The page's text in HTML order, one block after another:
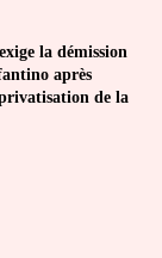
la démission
après
de la